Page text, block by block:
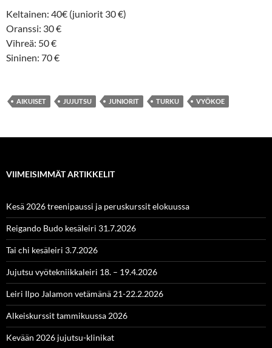
Keltainen: 40€ (juniorit 30 €)
Oranssi: 30 €
Vihreä: 50 €
Sininen: 70 €
AIKUISET JUJUTSU JUNIORIT TURKU VYÖKOE
VIIMEISIMMÄT ARTIKKELIT
Kesä 2026 treenipaussi ja peruskurssit elokuussa
Reigando Budo kesäleiri 31.7.2026
Tai chi kesäleiri 3.7.2026
Jujutsu vyötekniikkaleiri 18. – 19.4.2026
Leiri Ilpo Jalamon vetämänä 21-22.2.2026
Alkeiskurssit tammikuussa 2026
Kevään 2026 jujutsu-klinikat